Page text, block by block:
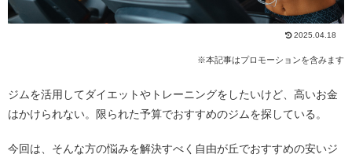
2025.04.18
※本記事はプロモーションを含みます
ジムを活用してダイエットやトレーニングをしたいけど、高いお金
はかけられない。限られた予算でおすすめのジムを探している。
今回は、そんな方の悩みを解決すべく自由が丘でおすすめの安いジ